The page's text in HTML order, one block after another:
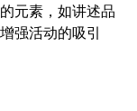
元素，如讲述品
强活动的吸引